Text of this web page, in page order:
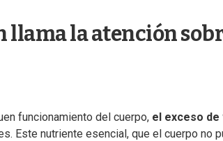
la atención
funcionamiento del cuerpo, el exceso de
Este nutriente esencial, que el cuerpo no